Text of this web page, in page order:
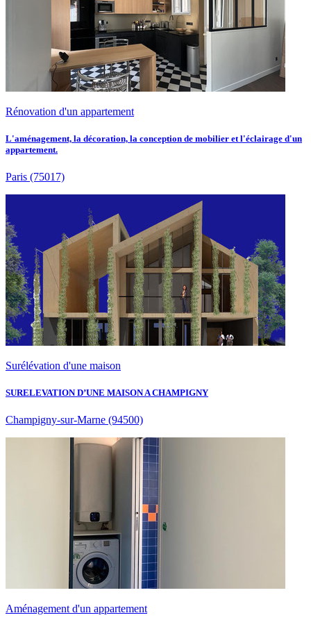
Rénovation d'un appartement
L'aménagement, la décoration, la conception de mobilier et l'éclairage d'un
appartement.
Paris (75017)
Surélévation d'une maison
SURELEVATION D’UNE MAISON A CHAMPIGNY
Champigny-sur-Marne (94500)
Aménagement d'un appartement